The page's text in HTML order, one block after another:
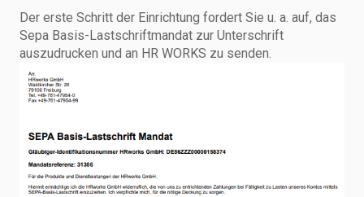
Der erste Schritt der Einrichtung fordert Sie u. a. auf, das
Sepa Basis-Lastschriftmandat zur Unterschrift
auszudrucken und an HR WORKS zu senden.